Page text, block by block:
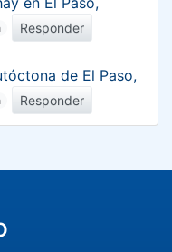
Responder
de El Paso,
Responder